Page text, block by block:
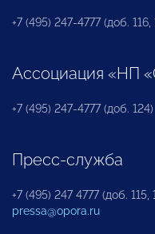
+7 (495) 247-4777 (доб. 116,
Ассоциация «НП
+7 (495) 247-4777 (доб. 124)
Пресс-служба
+7 (495) 247 4777 (доб. 115,
pressa@opora.ru